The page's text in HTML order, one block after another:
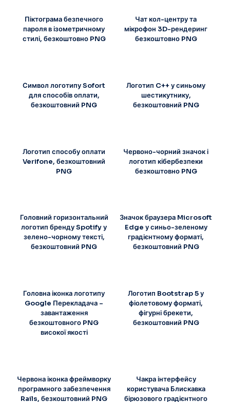
Піктограма безпечного
пароля в ізометричному
стилі, безкоштовно PNG
Чат кол-центру та
мікрофон 3D-рендеринг
безкоштовно PNG
Символ логотипу Sofort
для способів оплати,
безкоштовний PNG
Логотип C++ у синьому
шестикутнику,
безкоштовний PNG
Логотип способу оплати
Verifone, безкоштовний
PNG
Червоно-чорний значок і
логотип кібербезпеки
безкоштовно PNG
Головний горизонтальний
логотип бренду Spotify у
зелено-чорному тексті,
безкоштовний PNG
Значок браузера Microsoft
Edge у синьо-зеленому
градієнтному форматі,
безкоштовний PNG
Головна іконка логотипу
Google Перекладача –
завантаження
безкоштовного PNG
високої якості
Логотип Bootstrap 5 у
фіолетовому форматі,
фігурні брекети,
безкоштовний PNG
Червона іконка фреймворку
програмного забезпечення
Rails, безкоштовний PNG
Чакра інтерфейсу
користувача Блискавка
бірюзового градієнтного